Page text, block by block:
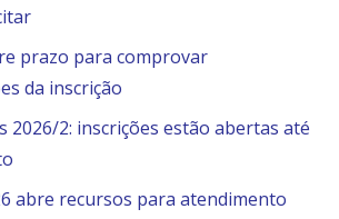
prazo para comprovar
da inscrição
2026/2: inscrições estão abertas até
abre recursos para atendimento